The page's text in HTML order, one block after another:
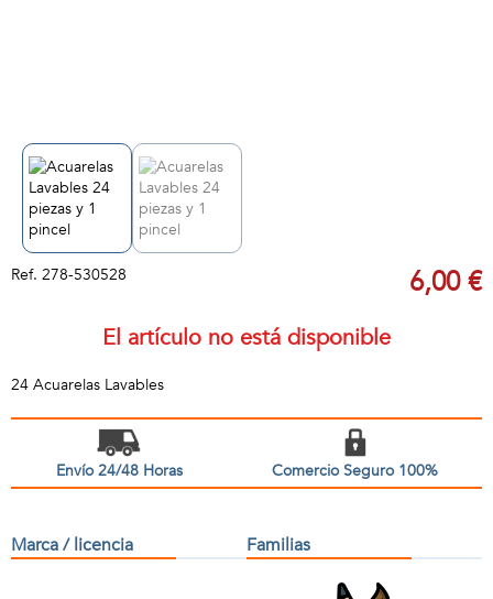
Ref. 278-530528 6,00 €
El artículo no está disponible
24 Acuarelas Lavables
Envío 24/48 Horas Comercio Seguro 100%
Marca / licencia Familias